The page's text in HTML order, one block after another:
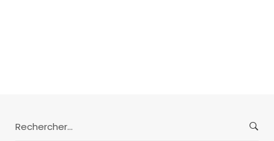
for: